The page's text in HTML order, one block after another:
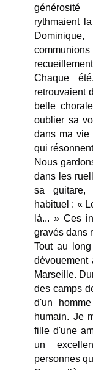
rythmaient
Chaque
retrouvaient
belle
oublier sa
dans ma vie
qui
Nous
dans les
sa guitare,
habituel : «
là... » Ces
gravés dans
Tout au
Marseille.
des camps
d'un
humain. Je
fille d'une
un
personnes